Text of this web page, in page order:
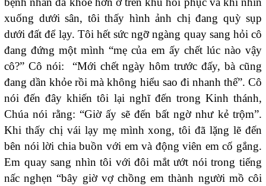
xuống dưới sân, tôi thấy hình ảnh chị đang quỳ sụp
dưới đất để lạy. Tôi hết sức ngỡ ngàng quay sang hỏi cô
đang đứng một mình “mẹ của em ấy chết lúc nào vậy
cô?” Cô nói: “Mới chết ngày hôm trước đấy, bà cũng
đang dần khỏe rồi mà không hiểu sao đi nhanh thế”. Cô
nói đến đây khiến tôi lại nghĩ đến trong Kinh thánh,
Chúa nói rằng: “Giờ ấy sẽ đến bất ngờ như kẻ trộm”.
Khi thấy chị vái lạy mẹ mình xong, tôi đã lặng lẽ đến
bên nói lời chia buồn với em và động viên em cố gắng.
Em quay sang nhìn tôi với đôi mắt ướt nói trong tiếng
nấc nghẹn “bây giờ vợ chồng em thành người mồ côi